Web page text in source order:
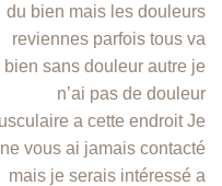
du bien mais les douleurs
reviennes parfois tous va
bien sans douleur autre je
n’ai pas de douleur
a cette endroit Je
ne vous ai jamais contacté
mais je serais intéressé a